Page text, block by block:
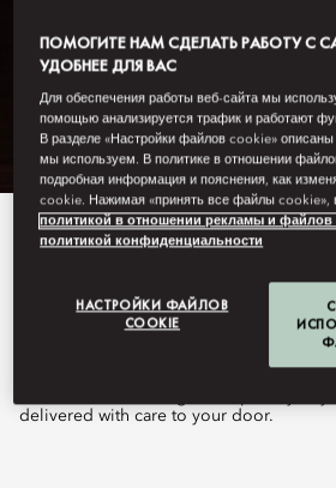
View All
IN-ROOM
delivered with care to your door.
ПОМОГИТЕ НАМ СДЕЛАТЬ РАБОТУ С
УДОБНЕЕ ДЛЯ ВАС
Для обеспечения работы веб-сайта мы
помощью анализируется трафик и работают
В разделе «Настройки файлов cookie»
мы используем. В политике в отношении
подробная информация и пояснения, как
cookie. Нажимая «принять все файлы cookie»,
политикой в отношении рекламы и
политикой конфиденциальности
НАСТРОЙКИ ФАЙЛОВ
COOKIE